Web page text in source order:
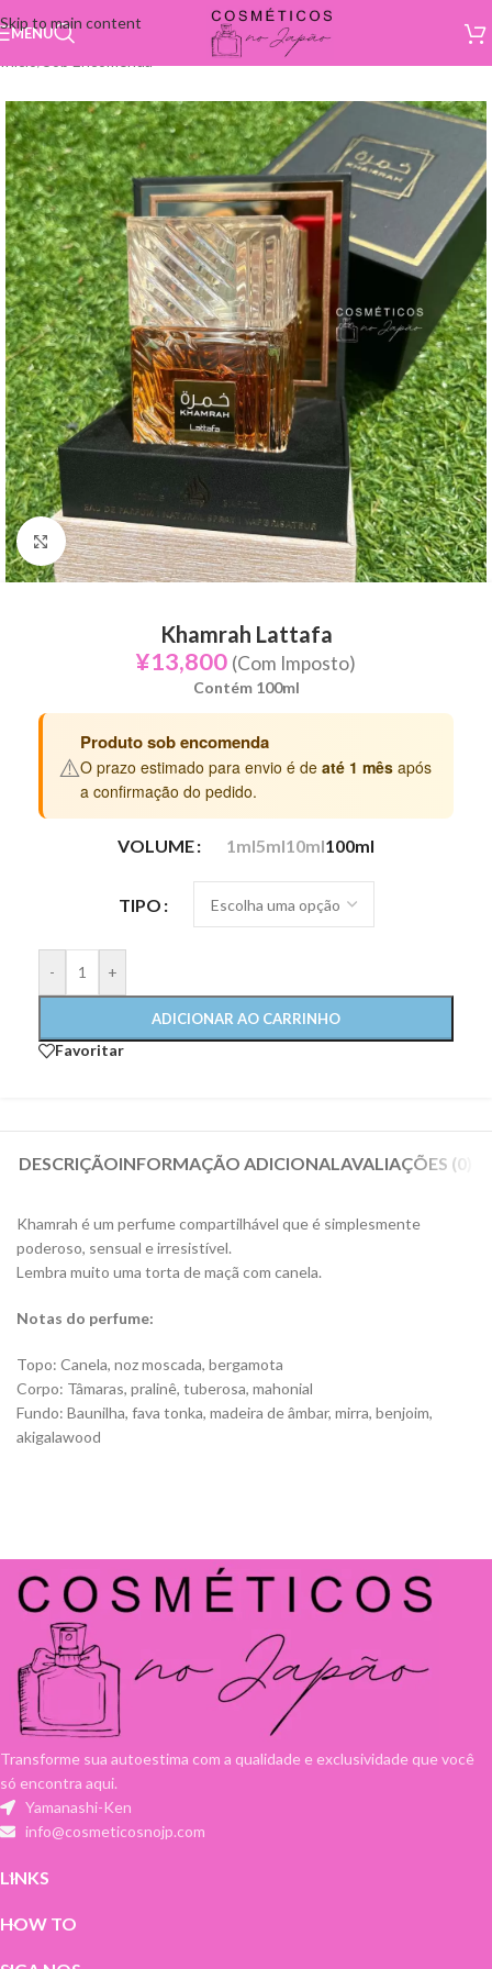
Skip to main content
MENU
Click to enlarge
Khamrah Lattafa
¥13,800 (Com Imposto)
Contém 100ml
⚠️
Produto sob encomenda
O prazo estimado para envio é de até 1 mês após
a confirmação do pedido.
VOLUME 1ml5ml10ml100ml
TIPO
- +
ADICIONAR AO CARRINHO
Favoritar
DESCRIÇÃOINFORMAÇÃO ADICIONALAVALIAÇÕES (0)
Khamrah é um perfume compartilhável que é simplesmente
poderoso, sensual e irresistível.
Lembra muito uma torta de maçã com canela.
Notas do perfume:
Topo: Canela, noz moscada, bergamota
Corpo: Tâmaras, pralinê, tuberosa, mahonial
Fundo: Baunilha, fava tonka, madeira de âmbar, mirra, benjoim,
akigalawood
Transforme sua autoestima com a qualidade e exclusividade que você
só encontra aqui.
Yamanashi-Ken
info@cosmeticosnojp.com
LINKS
HOW TO